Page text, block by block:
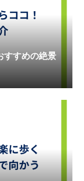
すすめの絶景